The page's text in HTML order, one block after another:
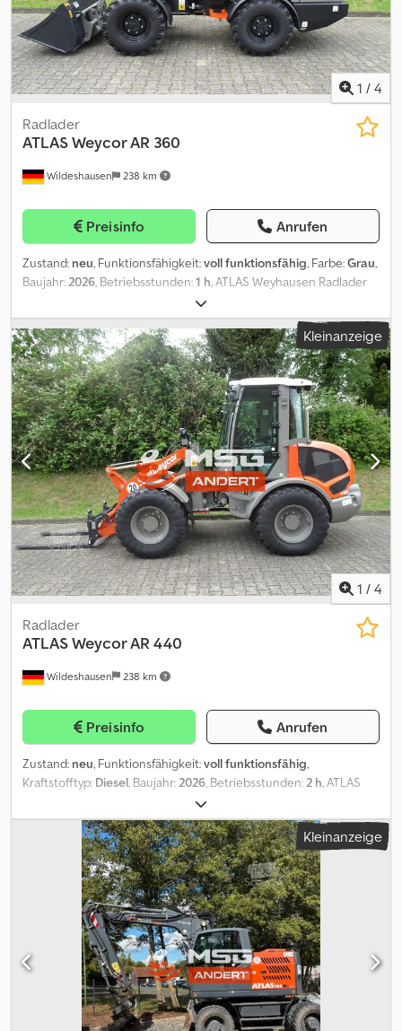
1 / 4
Wildeshausen 238 km
Radlader
ATLASWeycor AR 360
Preisinfo Anrufen
Zustand: neu, Funktionsfähigkeit:voll funktionsfähig, Farbe:Grau,
Baujahr:2026, Betriebsstunden:1 h, ATLAS Weyhausen Radlader
AR360 First Edition P-kinematik langes Hubwerk - EURO
Schnellwechsler Technische Daten Maschinengewicht 2700 kg
Motor: Fabrikat Kubota D 1803-CR Leistung 28 kW (38PS) bei 2700
U/min Hubraum 1826 ccm Zylinderzahl 3 in Reihe Bauart
wassergekühlt Dsdpfxszr Hf Uo Amlekr Abgasstufe EU Stufe V
Zusatzausstattung: inkl. Palettengabel 1200mm inkl.
Univeralschaufel 1400mm Zwischenverkauf der vorrätigen
Neumaschine Baujahr 2026 vorbehalten. Druckfehler
vorbehalten.
Kleinanzeige
1 / 4
Wildeshausen 238 km
Radlader
ATLASWeycor AR 440
Preisinfo Anrufen
Zustand: neu, Funktionsfähigkeit:voll funktionsfähig,
Kraftstofftyp: Diesel, Baujahr:2026, Betriebsstunden:2 h, ATLAS
Weyhausen Radlader AR440 Technische Daten
Maschinengewicht 5450 kg Dksdpjzr Hfzsfx Amljr Motor: Fabrikat:
Deutz Dieselmotor TD 2.9 L4 Leistung: 55,4 kW (75,3 PS) bei 2200
U/min Max. Drehmoment: 260 Nm bei 1600 U/min Hubraum: 2920
cm³ Zylinderzahl: 4 in Reihe Bauart: wassergekühlt Abgasstufe: EU
Stufe V Abgasreinigungssystem: DOC & Dieselpartikelfilter (DPF)
Zusatzausstattung: Vorbereitung für Anbau Rundumleuchte inkl.
Kabelsatz, Abschalter und Steckdose Vorbereitung für
Radioeinbau komplett, ohne Radio, inkl. Lautsprecher und
Antenne Schaufelstandsanzeige per Stange auf dem Hubwerk
Lenksäule, höhenverstellbar Rückenlehne mit Kopfstütze (nur für
Standard und SEA0011) inkl. Palettengabel 1250mm inkl.
Ladeschaufel 2050mm Zwischenverkauf der vorrätigen
Kleinanzeige